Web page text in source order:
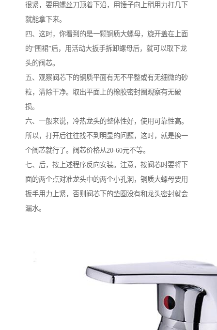
很紧，要用螺丝刀顶着下沿，用锤子向上稍用力打几下
就能拿下来。
四、这时，你看到的是一颗铜质大螺母，旋开盖在上面
的“围裙”后，用活动大扳手拆卸螺母后，就可以取下龙
头的阀芯。
五、观察阀芯下的铜质平面有无不平整或有无细微的砂
粒，清除干净。取出平面上的橡胶密封圈观察有无破
损。
六、一般来说，冷热龙头的整体性好，使用可靠性高。
所以，打开后往往找不到明显的问题，这时，就是换一
个阀芯就行了。阀芯价格从20-60元不等。
七、后，按上述程序反向安装。注意，按阀芯时要将下
面的两个点对准龙头中的两个小孔洞，铜质大螺母要用
扳手用力上紧，否则阀芯下的垫圈没有和龙头密封就会
漏水。